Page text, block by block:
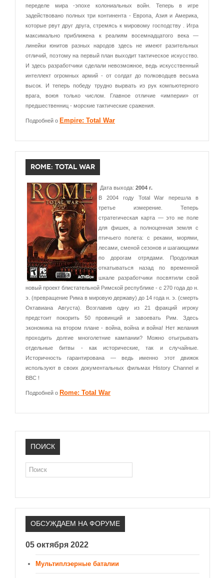
переделе мира -эпохе колониальных войн. Теперь в игре
задействовано полных три континента - Европа, Азия и Америка,
которые рвут друг друга, стремясь к мировому господству . Игра
максимально приближена к реалиям восемнадцатого века —
линейки юнитов разных народов здесь не имеют разительных
отличий, поэтому на первый план выходит тактическое искусство.
И здесь разработчики сделали невозможное, ведь искусственный
интеллект огромных армий - от солдат до полководцев весьма
высок. И теперь победу трудно вырвать из рук компьютерного
врага, воюя только числом. Главное отличие «империи» от
предшественниц - морские тактические сражения.
Подробней о Empire: Total War
ROME: TOTAL WAR
Дата выхода: 2004 г.
В 2004 году Total War перешла в
третье измерение. Теперь
стратегическая карта — это не поле
для фишек, а полноценная земля с
птичьего полета: с реками, морями,
лесами, сменой сезонов и шагающими
по дорогам отрядами. Продолжая
откатываться назад по временной
шкале разработчики посвятили свой
новый проект блистательной Римской республике - с 270 года до н.
э. (превращение Рима в мировую державу) до 14 года н. э. (смерть
Октавиана Августа). Возглавив одну из 21 фракций игроку
предстоит покорить 50 провинций и завоевать Рим. Здесь
экономика на втором плане - война, война и война! Нет желания
проходить долгие многолетние кампании? Можно отыгрывать
отдельные битвы - как исторические, так и случайные.
Историчность гарантирована — ведь именно этот движок
используют в своих документальных фильмах History Channel и
BBC !
Подробней о Rome: Total War
ПОИСК
Поиск
ОБСУЖДАЕМ НА ФОРУМЕ
05 октября 2022
Мультиплэерные баталии